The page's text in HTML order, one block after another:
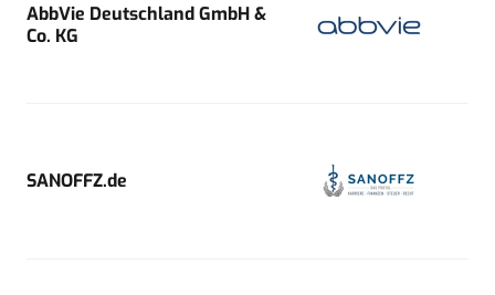
AbbVie Deutschland GmbH &
Co. KG
SANOFFZ.de